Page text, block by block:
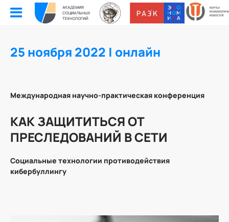
25 ноября 2022 | онлайн
Международная научно-практическая конференция
КАК ЗАЩИТИТЬСЯ ОТ
ПРЕСЛЕДОВАНИЙ В СЕТИ
Социальные технологии противодействия
кибербуллингу